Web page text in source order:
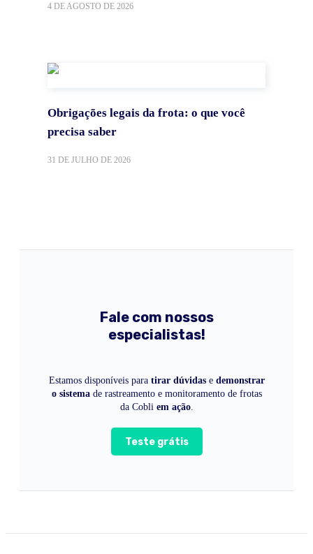
4 DE AGOSTO DE 2026
Obrigações legais da frota: o que você
precisa saber
31 DE JULHO DE 2026
Fale com nossos
especialistas!
Estamos disponíveis para tirar dúvidase demonstrar
o sistemade rastreamento e monitoramento de frotas
da Cobli em ação.
Teste grátis